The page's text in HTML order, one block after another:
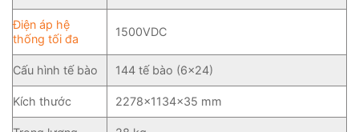
Điện áp hệ
thống tối đa
1500VDC
Cấu hình tế bào 144 tế bào (6×24)
Kích thước 2278×1134×35 mm